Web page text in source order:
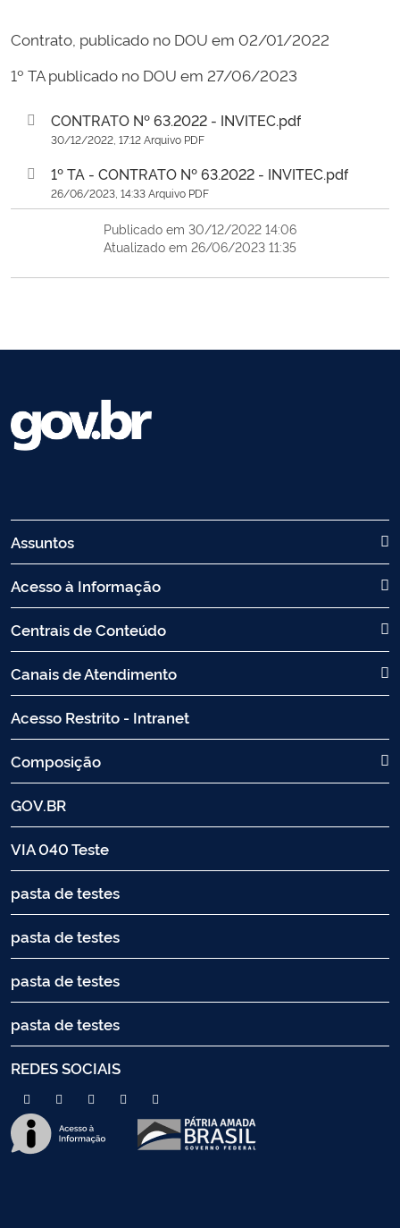
Contrato, publicado no DOU em 02/01/2022
1º TA publicado no DOU em 27/06/2023
CONTRATO Nº 63.2022 - INVITEC.pdf
30/12/2022, 17:12 Arquivo PDF
1º TA - CONTRATO Nº 63.2022 - INVITEC.pdf
26/06/2023, 14:33 Arquivo PDF
Publicado em 30/12/2022 14:06
Atualizado em 26/06/2023 11:35
Assuntos
Acesso à Informação
Centrais de Conteúdo
Canais de Atendimento
Acesso Restrito - Intranet
Composição
GOV.BR
VIA 040 Teste
pasta de testes
pasta de testes
pasta de testes
pasta de testes
REDES SOCIAIS